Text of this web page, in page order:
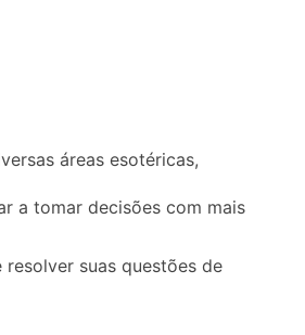
áreas esotéricas,
a tomar decisões com mais
suas questões de